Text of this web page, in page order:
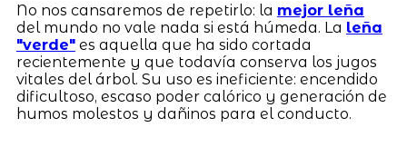
No nos cansaremos de repetirlo: la mejor leña
del mundo no vale nada si está húmeda. La leña
"verde"es aquella que ha sido cortada
recientemente y que todavía conserva los jugos
vitales del árbol. Su uso es ineficiente: encendido
dificultoso, escaso poder calórico y generación de
humos molestos y dañinos para el conducto.